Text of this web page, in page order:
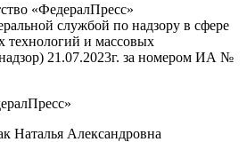
«ФедералПресс»
службой по надзору в сфере
технологий и массовых
21.07.2023г. за номером ИА №
Наталья Александровна